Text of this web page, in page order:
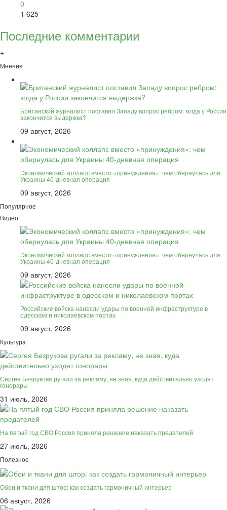
0
1 625
Последние комментарии
+
Мнение
Британский журналист поставил Западу вопрос ребром: когда у России
закончится выдержка?
09 август, 2026
Экономический коллапс вместо «принуждения»: чем обернулась для
Украины 40-дневная операция
09 август, 2026
Популярное
Видео
Экономический коллапс вместо «принуждения»: чем обернулась для
Украины 40-дневная операция
09 август, 2026
Российские войска нанесли удары по военной инфраструктуре в
одесском и николаевском портах
09 август, 2026
Культура
Сергея Безрукова ругали за рекламу, не зная, куда действительно уходят
гонорары
31 июль, 2026
На пятый год СВО Россия приняла решение наказать предателей
27 июль, 2026
Полезное
Обои и ткани для штор: как создать гармоничный интерьер
06 август, 2026